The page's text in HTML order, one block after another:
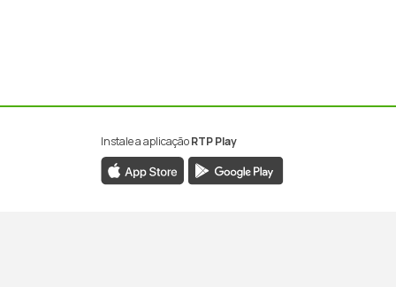
Instale a aplicaçãoRTP Play